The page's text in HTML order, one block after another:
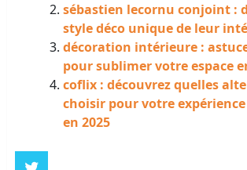
sébastien lecornu conjoint :
style déco unique de leur
décoration intérieure :
pour sublimer votre espace
coflix : découvrez quelles
choisir pour votre
en 2025